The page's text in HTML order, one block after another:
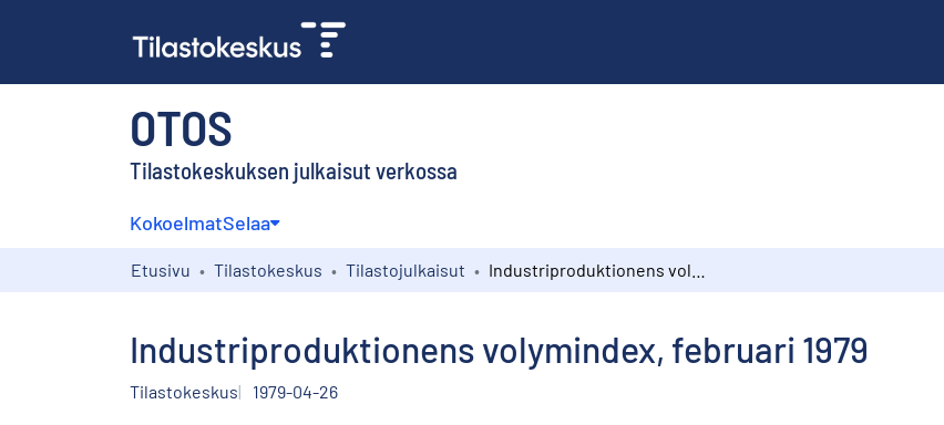
OTOS
Tilastokeskuksen julkaisut verkossa
KokoelmatSelaa
Etusivu Tilastokeskus Tilastojulkaisut
Industriproduktionens volymindex, februari 1979
Tilastokeskus 1979-04-26